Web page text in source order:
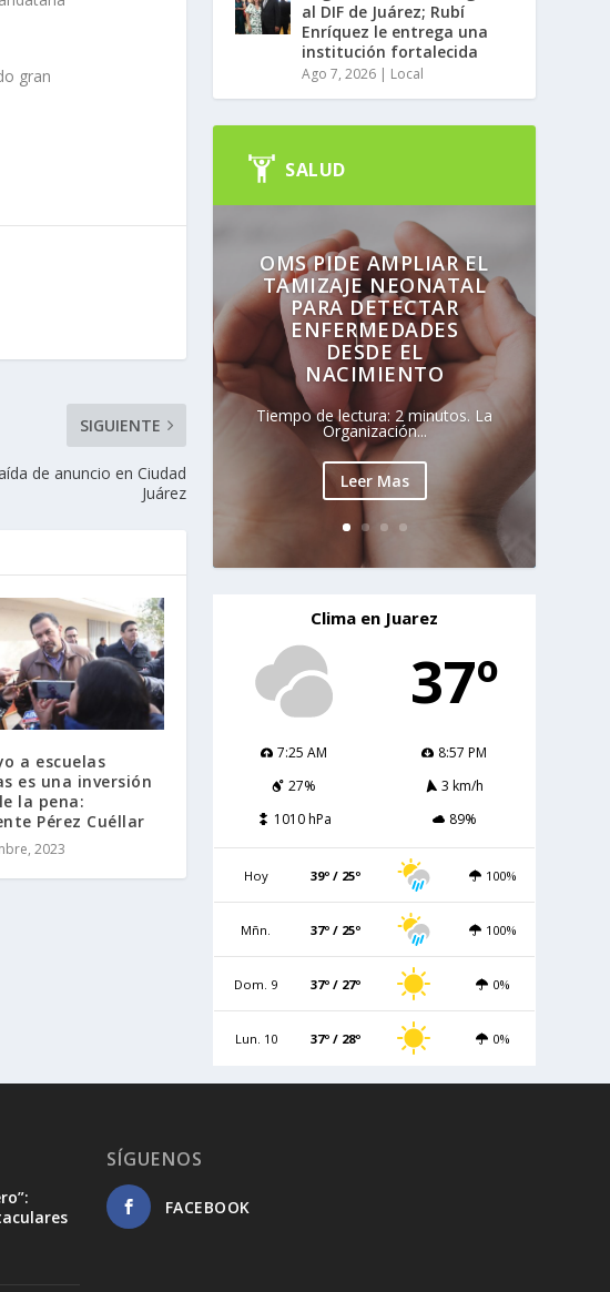
gran
SIGUIENTE
de anuncio en Ciudad
Juárez
a escuelas
es una inversión
la pena:
Pérez Cuéllar
2023
al DIF de Juárez; Rubí
Enríquez le entrega una
institución fortalecida
Ago 7, 2026 | Local
SALUD
OMS PIDE AMPLIAR EL
TAMIZAJE NEONATAL
PARA DETECTAR
ENFERMEDADES
DESDE EL
NACIMIENTO
Tiempo de lectura: 2 minutos. La
Organización...
Leer Mas
Clima en Juarez
37º
7:25 AM
8:57 PM
27%
3 km/h
1010 hPa
89%
Hoy 39º / 25º 100%
Mñn. 37º / 25º 100%
Dom. 9 37º / 27º 0%
Lun. 10 37º / 28º 0%
SÍGUENOS
FACEBOOK